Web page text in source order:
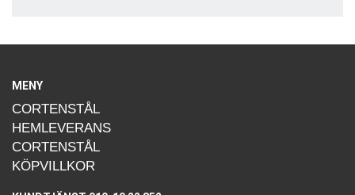
MENY
CORTENSTÅL
HEMLEVERANS
CORTENSTÅL
KÖPVILLKOR